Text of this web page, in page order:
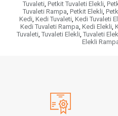
Tuvaleti, Petkit Tuvaleti Elekli,
Tuvaleti Rampa, Petkit Elekli,
Kedi, Kedi Tuvaleti, Kedi Tuvaleti
Kedi Tuvaleti Rampa, Kedi Elekli,
Tuvaleti, Tuvaleti Elekli, Tuvaleti
Elekli